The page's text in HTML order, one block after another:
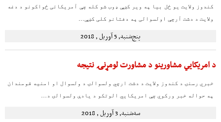
کندوز ولایت یو ځل بیا په ویر کښې ډوب شو کله چې آمریکائی ځواکونو د دغه
ولایت د دشت آرچې اولسوالی په دفتانو کلی کښې…
پنج‌شنبه, 5 آوریل , 2018
د امریکايي مشاورینو د مشاورت لومړنۍ نتیجه
خبري رسنۍ د کندوز ولایت د دشت ارچي ولسوالۍ د ولسوال او امنیه قومندان
په حواله خبر ورکوي چې امریکايي الوتکو د یادې ولسوالۍ د…
سه‌شنبه, 3 آوریل , 2018